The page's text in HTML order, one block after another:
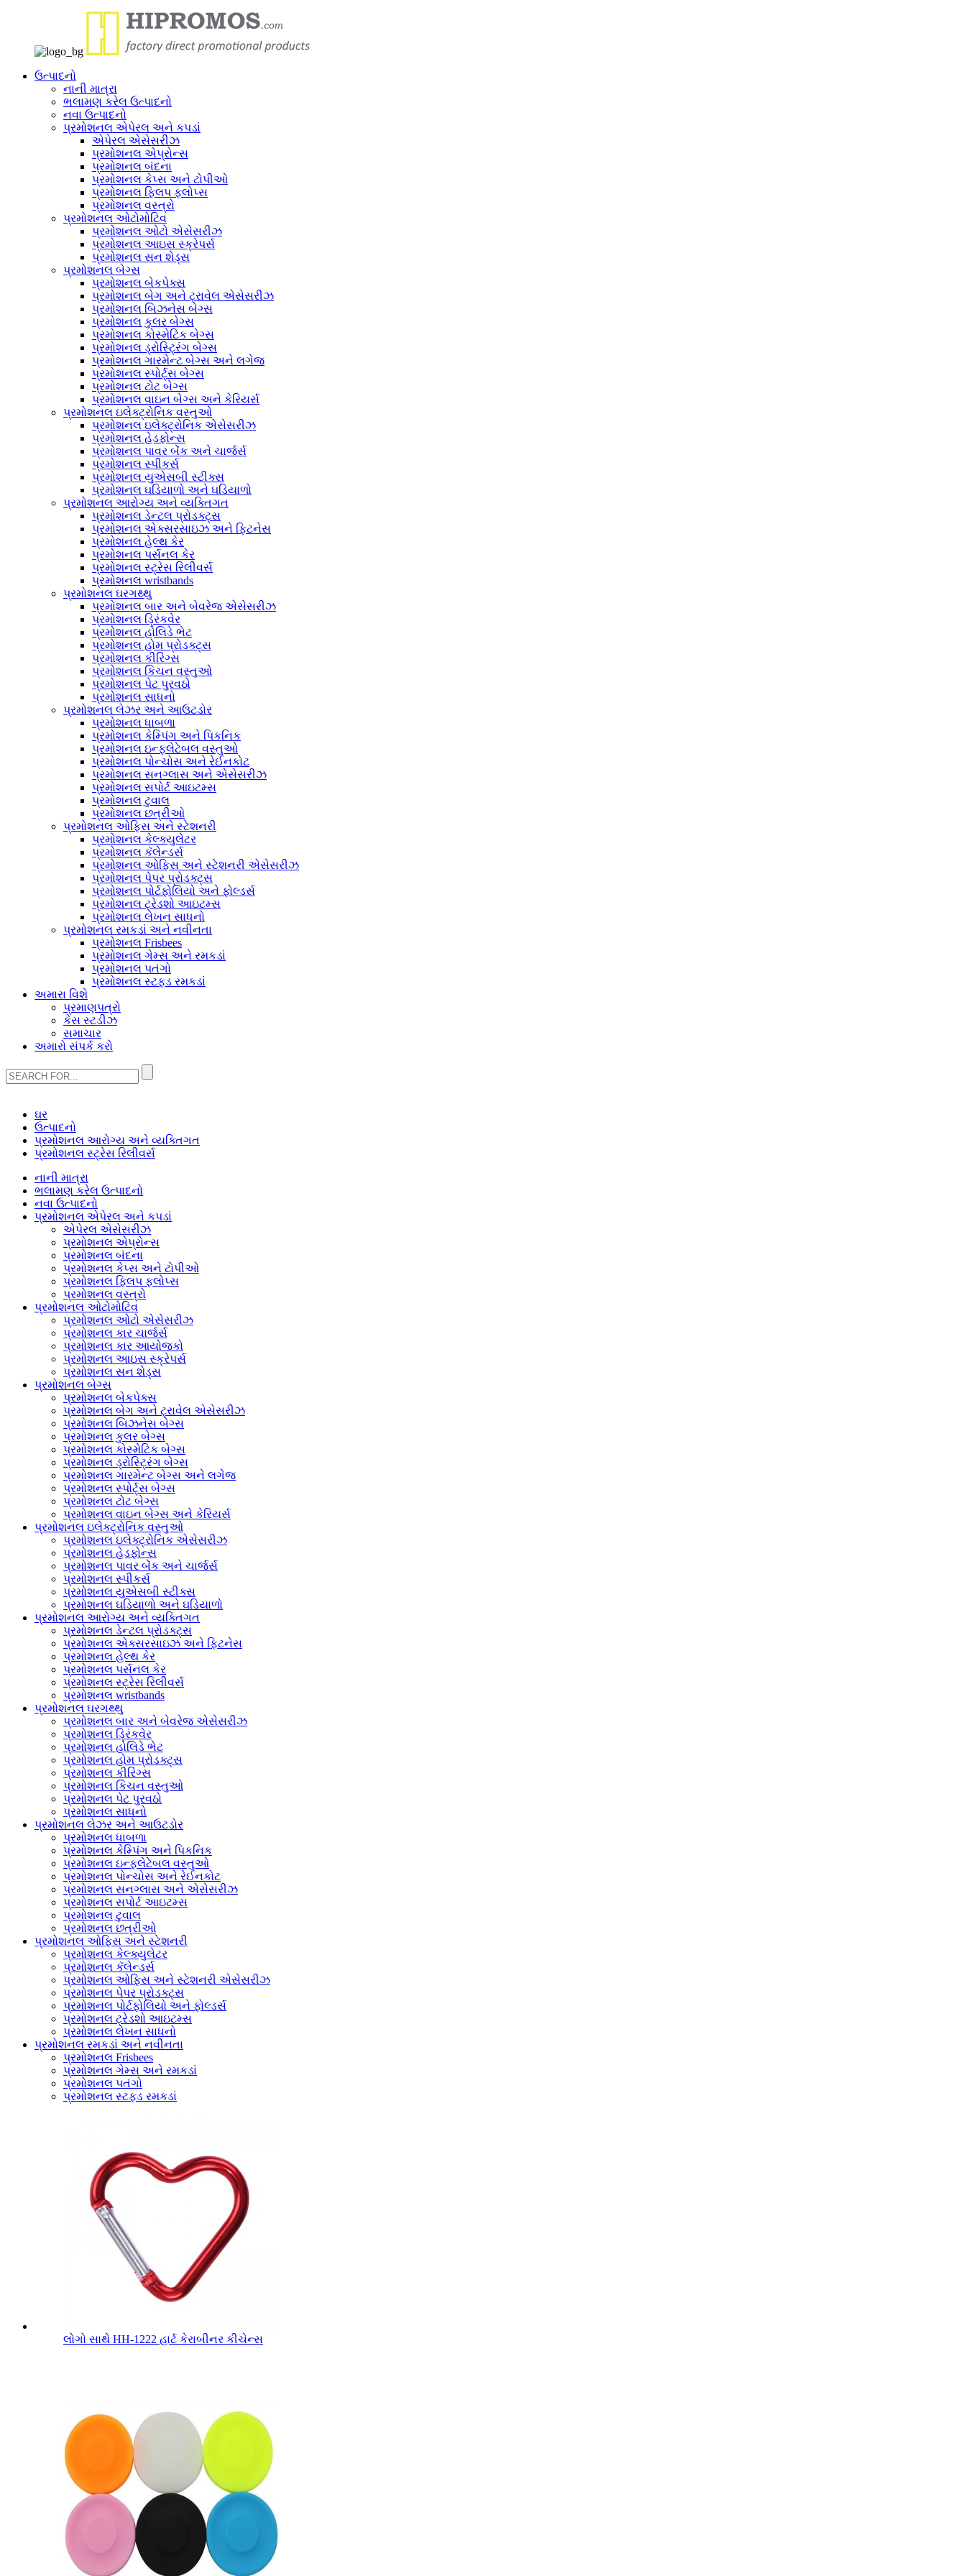
ઉત્પાદનો
નાની માત્રા
ભલામણ કરેલ ઉત્પાદનો
નવા ઉત્પાદનો
પ્રમોશનલ એપેરલ અને કપડાં
એપેરલ એસેસરીઝ
પ્રમોશનલ એપ્રોન્સ
પ્રમોશનલ બંદના
પ્રમોશનલ કેપ્સ અને ટોપીઓ
પ્રમોશનલ ફ્લિપ ફ્લોપ્સ
પ્રમોશનલ વસ્ત્રો
પ્રમોશનલ ઓટોમોટિવ
પ્રમોશનલ ઓટો એસેસરીઝ
પ્રમોશનલ આઇસ સ્ક્રેપર્સ
પ્રમોશનલ સન શેડ્સ
પ્રમોશનલ બેગ્સ
પ્રમોશનલ બેકપેક્સ
પ્રમોશનલ બેગ અને ટ્રાવેલ એસેસરીઝ
પ્રમોશનલ બિઝનેસ બેગ્સ
પ્રમોશનલ કુલર બેગ્સ
પ્રમોશનલ કોસ્મેટિક બેગ્સ
પ્રમોશનલ ડ્રોસ્ટ્રિંગ બેગ્સ
પ્રમોશનલ ગારમેન્ટ બેગ્સ અને લગેજ
પ્રમોશનલ સ્પોર્ટ્સ બેગ્સ
પ્રમોશનલ ટોટ બેગ્સ
પ્રમોશનલ વાઇન બેગ્સ અને કેરિયર્સ
પ્રમોશનલ ઇલેક્ટ્રોનિક વસ્તુઓ
પ્રમોશનલ ઇલેક્ટ્રોનિક એસેસરીઝ
પ્રમોશનલ હેડફોન્સ
પ્રમોશનલ પાવર બેંક અને ચાર્જર્સ
પ્રમોશનલ સ્પીકર્સ
પ્રમોશનલ યુએસબી સ્ટીક્સ
પ્રમોશનલ ઘડિયાળો અને ઘડિયાળો
પ્રમોશનલ આરોગ્ય અને વ્યક્તિગત
પ્રમોશનલ ડેન્ટલ પ્રોડક્ટ્સ
પ્રમોશનલ એક્સરસાઇઝ અને ફિટનેસ
પ્રમોશનલ હેલ્થ કેર
પ્રમોશનલ પર્સનલ કેર
પ્રમોશનલ સ્ટ્રેસ રિલીવર્સ
પ્રમોશનલ wristbands
પ્રમોશનલ ઘરગથ્થુ
પ્રમોશનલ બાર અને બેવરેજ એસેસરીઝ
પ્રમોશનલ ડ્રિંકવેર
પ્રમોશનલ હોલિડે ભેટ
પ્રમોશનલ હોમ પ્રોડક્ટ્સ
પ્રમોશનલ કીરિંગ્સ
પ્રમોશનલ કિચન વસ્તુઓ
પ્રમોશનલ પેટ પુરવઠો
પ્રમોશનલ સાધનો
પ્રમોશનલ લેઝર અને આઉટડોર
પ્રમોશનલ ધાબળા
પ્રમોશનલ કેમ્પિંગ અને પિકનિક
પ્રમોશનલ ઇન્ફ્લેટેબલ વસ્તુઓ
પ્રમોશનલ પોન્ચોસ અને રેઈનકોટ
પ્રમોશનલ સનગ્લાસ અને એસેસરીઝ
પ્રમોશનલ સપોર્ટ આઇટમ્સ
પ્રમોશનલ ટુવાલ
પ્રમોશનલ છત્રીઓ
પ્રમોશનલ ઓફિસ અને સ્ટેશનરી
પ્રમોશનલ કેલ્ક્યુલેટર
પ્રમોશનલ કૅલેન્ડર્સ
પ્રમોશનલ ઓફિસ અને સ્ટેશનરી એસેસરીઝ
પ્રમોશનલ પેપર પ્રોડક્ટ્સ
પ્રમોશનલ પોર્ટફોલિયો અને ફોલ્ડર્સ
પ્રમોશનલ ટ્રેડશો આઇટમ્સ
પ્રમોશનલ લેખન સાધનો
પ્રમોશનલ રમકડાં અને નવીનતા
પ્રમોશનલ Frisbees
પ્રમોશનલ ગેમ્સ અને રમકડાં
પ્રમોશનલ પતંગો
પ્રમોશનલ સ્ટફ્ડ રમકડાં
અમારા વિશે
પ્રમાણપત્રો
કેસ સ્ટડીઝ
સમાચાર
અમારો સંપર્ક કરો
ઘર
ઉત્પાદનો
પ્રમોશનલ આરોગ્ય અને વ્યક્તિગત
પ્રમોશનલ સ્ટ્રેસ રિલીવર્સ
નાની માત્રા
ભલામણ કરેલ ઉત્પાદનો
નવા ઉત્પાદનો
પ્રમોશનલ એપેરલ અને કપડાં
એપેરલ એસેસરીઝ
પ્રમોશનલ એપ્રોન્સ
પ્રમોશનલ બંદના
પ્રમોશનલ કેપ્સ અને ટોપીઓ
પ્રમોશનલ ફ્લિપ ફ્લોપ્સ
પ્રમોશનલ વસ્ત્રો
પ્રમોશનલ ઓટોમોટિવ
પ્રમોશનલ ઓટો એસેસરીઝ
પ્રમોશનલ કાર ચાર્જર્સ
પ્રમોશનલ કાર આયોજકો
પ્રમોશનલ આઇસ સ્ક્રેપર્સ
પ્રમોશનલ સન શેડ્સ
પ્રમોશનલ બેગ્સ
પ્રમોશનલ બેકપેક્સ
પ્રમોશનલ બેગ અને ટ્રાવેલ એસેસરીઝ
પ્રમોશનલ બિઝનેસ બેગ્સ
પ્રમોશનલ કુલર બેગ્સ
પ્રમોશનલ કોસ્મેટિક બેગ્સ
પ્રમોશનલ ડ્રોસ્ટ્રિંગ બેગ્સ
પ્રમોશનલ ગારમેન્ટ બેગ્સ અને લગેજ
પ્રમોશનલ સ્પોર્ટ્સ બેગ્સ
પ્રમોશનલ ટોટ બેગ્સ
પ્રમોશનલ વાઇન બેગ્સ અને કેરિયર્સ
પ્રમોશનલ ઇલેક્ટ્રોનિક વસ્તુઓ
પ્રમોશનલ ઇલેક્ટ્રોનિક એસેસરીઝ
પ્રમોશનલ હેડફોન્સ
પ્રમોશનલ પાવર બેંક અને ચાર્જર્સ
પ્રમોશનલ સ્પીકર્સ
પ્રમોશનલ યુએસબી સ્ટીક્સ
પ્રમોશનલ ઘડિયાળો અને ઘડિયાળો
પ્રમોશનલ આરોગ્ય અને વ્યક્તિગત
પ્રમોશનલ ડેન્ટલ પ્રોડક્ટ્સ
પ્રમોશનલ એક્સરસાઇઝ અને ફિટનેસ
પ્રમોશનલ હેલ્થ કેર
પ્રમોશનલ પર્સનલ કેર
પ્રમોશનલ સ્ટ્રેસ રિલીવર્સ
પ્રમોશનલ wristbands
પ્રમોશનલ ઘરગથ્થુ
પ્રમોશનલ બાર અને બેવરેજ એસેસરીઝ
પ્રમોશનલ ડ્રિંકવેર
પ્રમોશનલ હોલિડે ભેટ
પ્રમોશનલ હોમ પ્રોડક્ટ્સ
પ્રમોશનલ કીરિંગ્સ
પ્રમોશનલ કિચન વસ્તુઓ
પ્રમોશનલ પેટ પુરવઠો
પ્રમોશનલ સાધનો
પ્રમોશનલ લેઝર અને આઉટડોર
પ્રમોશનલ ધાબળા
પ્રમોશનલ કેમ્પિંગ અને પિકનિક
પ્રમોશનલ ઇન્ફ્લેટેબલ વસ્તુઓ
પ્રમોશનલ પોન્ચોસ અને રેઈનકોટ
પ્રમોશનલ સનગ્લાસ અને એસેસરીઝ
પ્રમોશનલ સપોર્ટ આઇટમ્સ
પ્રમોશનલ ટુવાલ
પ્રમોશનલ છત્રીઓ
પ્રમોશનલ ઓફિસ અને સ્ટેશનરી
પ્રમોશનલ કેલ્ક્યુલેટર
પ્રમોશનલ કૅલેન્ડર્સ
પ્રમોશનલ ઓફિસ અને સ્ટેશનરી એસેસરીઝ
પ્રમોશનલ પેપર પ્રોડક્ટ્સ
પ્રમોશનલ પોર્ટફોલિયો અને ફોલ્ડર્સ
પ્રમોશનલ ટ્રેડશો આઇટમ્સ
પ્રમોશનલ લેખન સાધનો
પ્રમોશનલ રમકડાં અને નવીનતા
પ્રમોશનલ Frisbees
પ્રમોશનલ ગેમ્સ અને રમકડાં
પ્રમોશનલ પતંગો
પ્રમોશનલ સ્ટફ્ડ રમકડાં
લોગો સાથે HH-1222 હાર્ટ કેરાબીનર કીચેન્સ